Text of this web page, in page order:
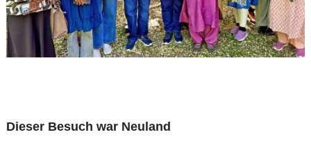
Dieser Besuch war Neuland